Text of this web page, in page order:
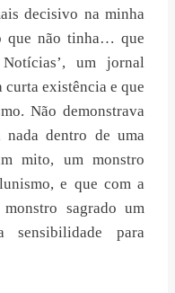
decisivo na minha
que não tinha… que
um jornal
existência e que
Não demonstrava
nada dentro de uma
mito, um monstro
e que com a
sagrado um
sensibilidade para